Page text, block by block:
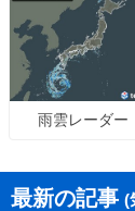
雨雲レーダー
最新の記事 (